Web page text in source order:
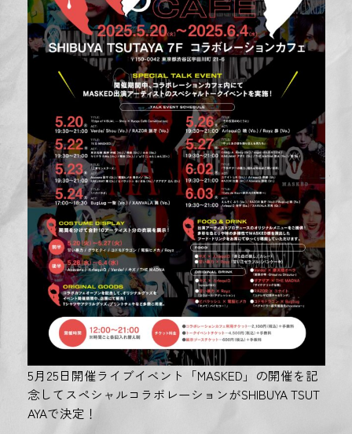
5月25日開催ライブイベント「MASKED」の開催を記
念してスペシャルコラボレーションがSHIBUYA TSUT
AYAで決定！